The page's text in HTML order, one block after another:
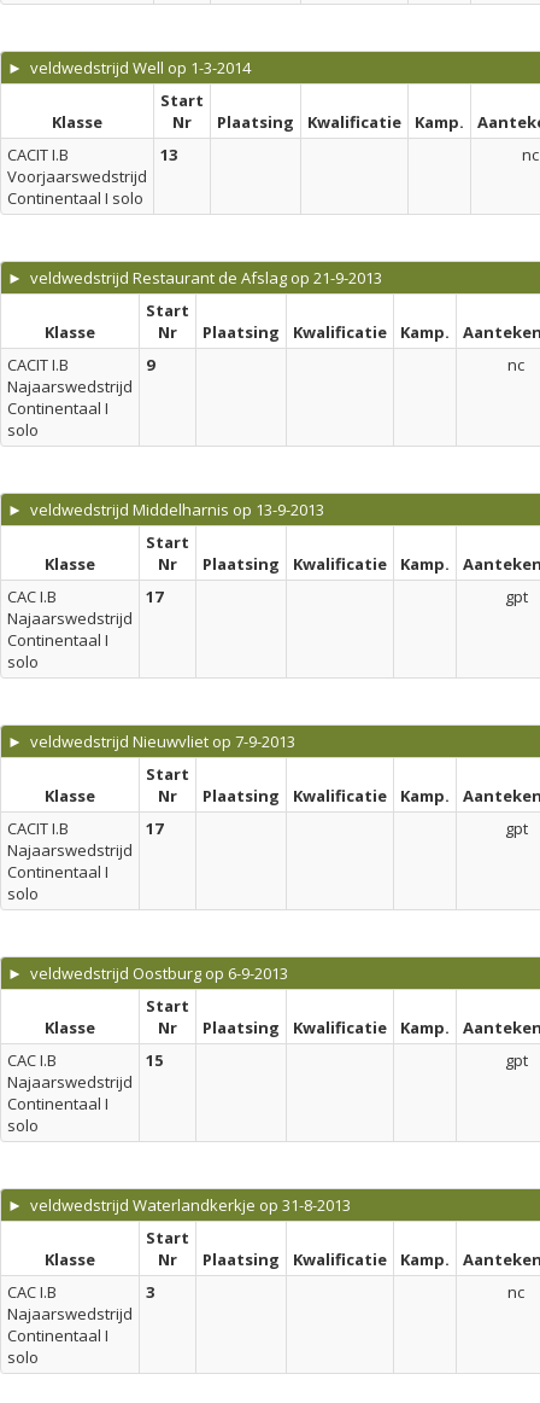
► veldwedstrijd Well op 1-3-2014
Klasse
Start
Nr
Plaatsing Kwalificatie Kamp.
CACIT I.B
Voorjaarswedstrijd
Continentaal I solo
13 nc
► veldwedstrijd Restaurant de Afslag op 21-9-2013
Klasse
Start
Nr
Plaatsing Kwalificatie Kamp.
CACIT I.B
Najaarswedstrijd
Continentaal I
solo
9 nc
► veldwedstrijd Middelharnis op 13-9-2013
Klasse
Start
Nr
Plaatsing Kwalificatie Kamp.
CAC I.B
Najaarswedstrijd
Continentaal I
solo
17 gpt
► veldwedstrijd Nieuwvliet op 7-9-2013
Klasse
Start
Nr
Plaatsing Kwalificatie Kamp.
CACIT I.B
Najaarswedstrijd
Continentaal I
solo
17 gpt
► veldwedstrijd Oostburg op 6-9-2013
Klasse
Start
Nr
Plaatsing Kwalificatie Kamp.
CAC I.B
Najaarswedstrijd
Continentaal I
solo
15 gpt
► veldwedstrijd Waterlandkerkje op 31-8-2013
Klasse
Start
Nr
Plaatsing Kwalificatie Kamp.
CAC I.B
Najaarswedstrijd
Continentaal I
solo
3 nc